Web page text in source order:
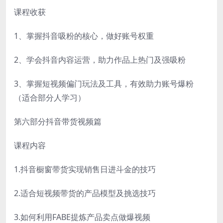
课程收获
1、掌握抖音吸粉的核心，做好账号权重
2、学会抖音内容运营，助力作品上热门及强吸粉
3、掌握短视频偏门玩法及工具，有效助力账号爆粉
（适合部分人学习）
第六部分抖音带货视频篇
课程内容
1.抖音橱窗带货实现销售日进斗金的技巧
2.适合短视频带货的产品模型及挑选技巧
3.如何利用FABE提炼产品卖点做爆视频